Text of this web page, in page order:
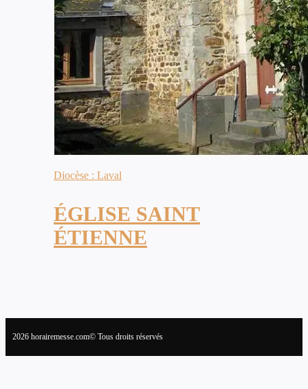
Diocèse : Laval
ÉGLISE SAINT
ÉTIENNE
2026 horairemesse.com© Tous droits réservés